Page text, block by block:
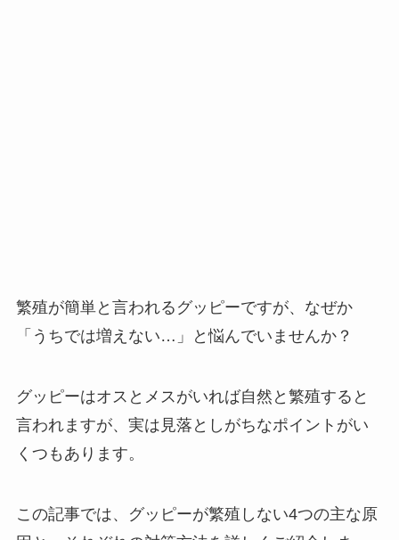
繁殖が簡単と言われるグッピーですが、なぜか
「うちでは増えない…」と悩んでいませんか？
グッピーはオスとメスがいれば自然と繁殖すると
言われますが、実は見落としがちなポイントがい
くつもあります。
この記事では、グッピーが繁殖しない4つの主な原